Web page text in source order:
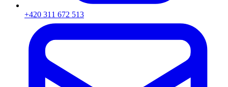
+420 311 672 513